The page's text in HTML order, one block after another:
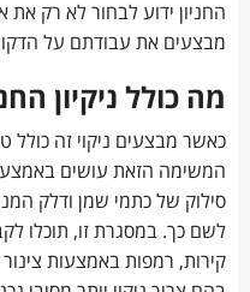
החניון ידוע לבחור לא רק
מבצעים את עבודתם על
מה כולל ניקיון
כאשר מבצעים ניקוי זה
המשימה הזאת עושים
סילוק של כתמי שמן ודלק
לשם כך. במסגרת זו, תוכלו
קירות, רמפות באמצעות